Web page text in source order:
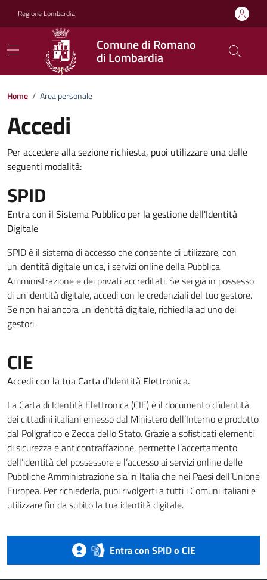
Regione Lombardia
Comune di Romano
di Lombardia
Home / Area personale
Accedi
Per accedere alla sezione richiesta, puoi utilizzare una delle
seguenti modalità:
SPID
Entra con il Sistema Pubblico per la gestione dell'Identità
Digitale
SPID è il sistema di accesso che consente di utilizzare, con
un'identità digitale unica, i servizi online della Pubblica
Amministrazione e dei privati accreditati. Se sei già in possesso
di un'identità digitale, accedi con le credenziali del tuo gestore.
Se non hai ancora un'identità digitale, richiedila ad uno dei
gestori.
CIE
Accedi con la tua Carta d’Identità Elettronica.
La Carta di Identità Elettronica (CIE) è il documento d’identità
dei cittadini italiani emesso dal Ministero dell’Interno e prodotto
dal Poligrafico e Zecca dello Stato. Grazie a sofisticati elementi
di sicurezza e anticontraffazione, permette l’accertamento
dell’identità del possessore e l’accesso ai servizi online delle
Pubbliche Amministrazione sia in Italia che nei Paesi dell’Unione
Europea. Per richiederla, puoi rivolgerti a tutti i Comuni italiani e
utilizzare fin da subito la tua identità digitale.
Entra con SPID o CIE